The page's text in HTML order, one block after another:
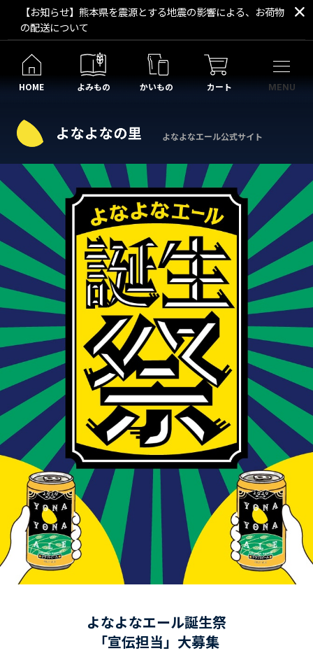
【お知らせ】熊本県を震源とする地震の影響による、お荷物
の配送について
HOME よみもの かいもの カート MENU
よなよなエール公式サイト
よなよなエール誕生祭
「宣伝担当」大募集